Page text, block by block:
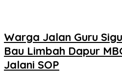
Warga Jalan Guru
Bau Limbah Dapur
Jalani SOP